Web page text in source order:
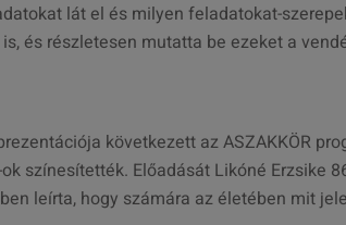
lát el és milyen feladatokat-
és részletesen mutatta be ezeket a
következett az ASZAKKÖR
színesítették. Előadását Likóné Erzsike
leírta, hogy számára az életében mit